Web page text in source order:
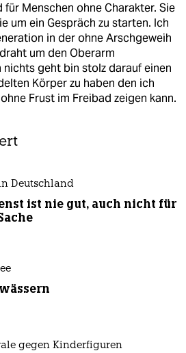
Menschen ohne Charakter. Sie
um ein Gespräch zu starten. Ich
in der ohne Arschgeweih
um den Oberarm
geht bin stolz darauf einen
Körper zu haben den ich
Frust im Freibad zeigen kann.
Deutschland
ist nie gut, auch nicht für
gegen Kinderfiguren